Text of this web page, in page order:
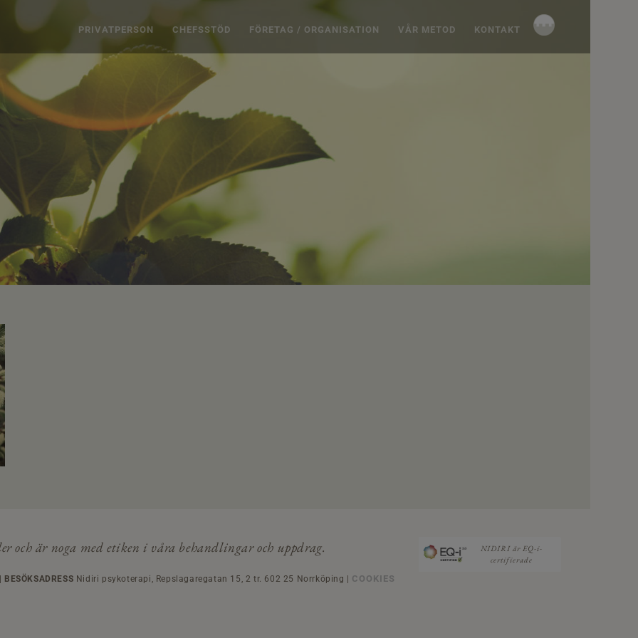
PRIVATPERSON CHEFSSTÖD FÖRETAG / ORGANISATION VÅR METOD KONTAKT
och är noga med etiken i våra behandlingar och uppdrag.
BESÖKSADRESS Nidiri psykoterapi, Repslagaregatan 15, 2 tr. 602 25 Norrköping | COOKIES
NIDIRI är EQ-i-
certifierade